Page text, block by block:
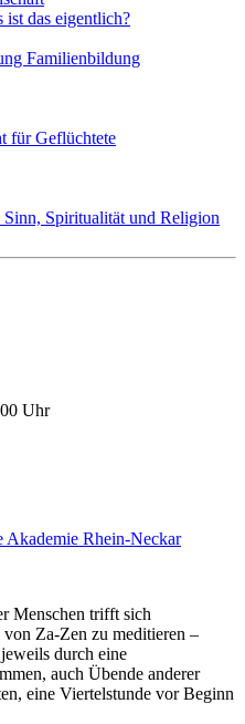
ist das eigentlich?
Familienbildung
für Geflüchtete
Sinn, Spiritualität und Religion
Uhr
Akademie Rhein-Neckar
Menschen trifft sich
Za-Zen zu meditieren –
durch eine
auch Übende anderer
eine Viertelstunde vor Beginn